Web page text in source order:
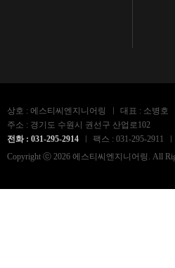
상호 : 에스티씨엔지니어링 대표 : 소병호
주소 : 경기도 수원시 권선구 산업로102
전화 : 031-295-2914
팩스 : 031-295-2911
Copyright ⓒ 2026 에스티씨엔지니어링. All